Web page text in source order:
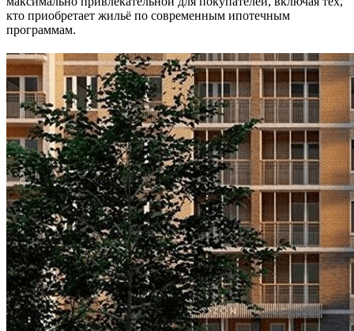
кто приобретает жильё по современным ипотечным
программам.